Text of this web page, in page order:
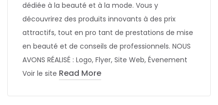
dédiée à la beauté et à la mode. Vous y
découvrirez des produits innovants à des prix
attractifs, tout en pro tant de prestations de mise
en beauté et de conseils de professionnels. NOUS
AVONS RÉALISÉ : Logo, Flyer, Site Web, Évenement
Voir le site Read More